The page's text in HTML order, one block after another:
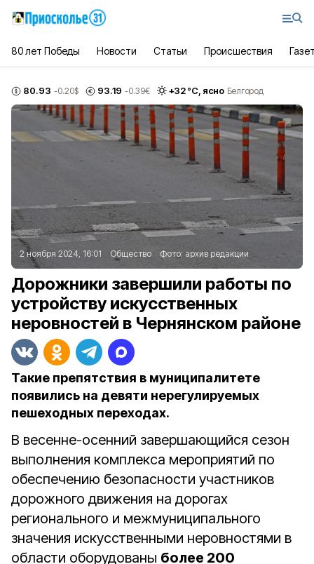
80 лет Победы Новости Статьи Происшествия
80.93 -0.20$ 93.19 -0.39€ +32°С, ясно Белгород
2 ноября 2024, 16:01 Общество Фото: архив редакции
Дорожники завершили работы по
устройству искусственных
неровностей в Чернянском районе
Такие препятствия в муниципалитете
появились на девяти нерегулируемых
пешеходных переходах.
В весенне-осенний завершающийся сезон
выполнения комплекса мероприятий по
обеспечению безопасности участников
дорожного движения на дорогах
регионального и межмуниципального
значения искусственными неровностями в
области оборудованы более 200